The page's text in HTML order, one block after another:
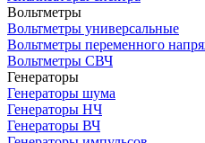
Вольтметры
Вольтметры универсальные
Вольтметры переменного
Вольтметры СВЧ
Генераторы
Генераторы шума
Генераторы НЧ
Генераторы ВЧ